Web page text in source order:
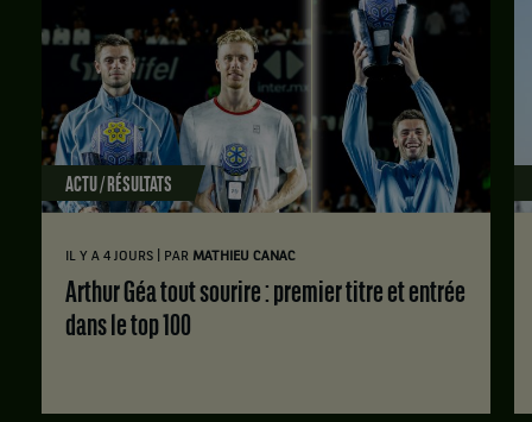
ACTU / RÉSULTATS
IL Y A 4 JOURS PAR MATHIEU CANAC
Arthur Géa tout sourire : premier titre et entrée
dans le top 100